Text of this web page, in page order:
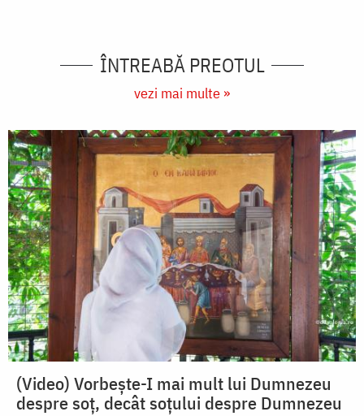
ÎNTREABĂ PREOTUL
vezi mai multe »
(Video) Vorbește-I mai mult lui Dumnezeu
despre soț, decât soțului despre Dumnezeu